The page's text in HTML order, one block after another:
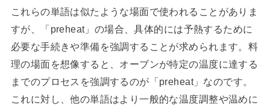
これらの単語は似たような場面で使われることがありま
すが、「preheat」の場合、具体的には予熱するために
必要な手続きや準備を強調することが求められます。料
理の場面を想像すると、オーブンが特定の温度に達する
までのプロセスを強調するのが「preheat」なのです。
これに対し、他の単語はより一般的な温度調整や温めに